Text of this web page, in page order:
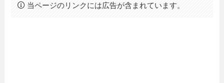
当ページのリンクには広告が含まれています。